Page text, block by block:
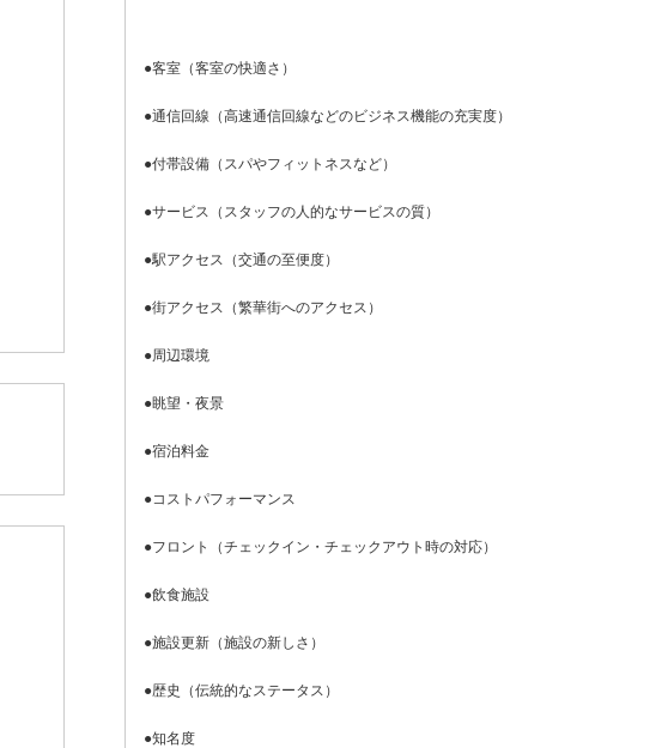
●客室（客室の快適さ）
●通信回線（高速通信回線などのビジネス機能の充実度）
●付帯設備（スパやフィットネスなど）
●サービス（スタッフの人的なサービスの質）
●駅アクセス（交通の至便度）
●街アクセス（繁華街へのアクセス）
●周辺環境
●眺望・夜景
●宿泊料金
●コストパフォーマンス
●フロント（チェックイン・チェックアウト時の対応）
●飲食施設
●施設更新（施設の新しさ）
●歴史（伝統的なステータス）
●知名度